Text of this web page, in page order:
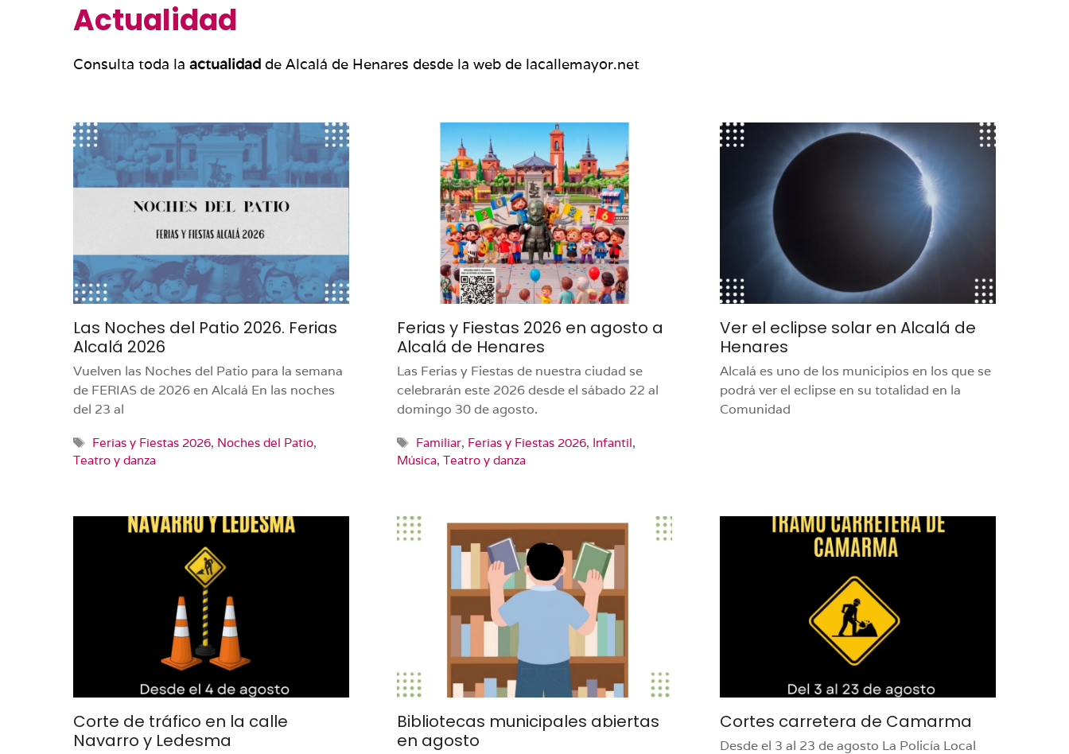
Actualidad
Consulta toda la actualidad de Alcalá de Henares desde la web de lacallemayor.net
Las Noches del Patio 2026. Ferias
Alcalá 2026
Vuelven las Noches del Patio para la semana
de FERIAS de 2026 en Alcalá En las noches
del 23 al
Etiquetas
Ferias y Fiestas 2026, Noches del Patio,
Teatro y danza
Ferias y Fiestas 2026 en agosto a
Alcalá de Henares
Las Ferias y Fiestas de nuestra ciudad se
celebrarán este 2026 desde el sábado 22 al
domingo 30 de agosto.
Etiquetas
Familiar, Ferias y Fiestas 2026, Infantil,
Música, Teatro y danza
Ver el eclipse solar en Alcalá de
Henares
Alcalá es uno de los municipios en los que se
podrá ver el eclipse en su totalidad en la
Comunidad
Corte de tráfico en la calle
Navarro y Ledesma
Bibliotecas municipales abiertas
en agosto
Cortes carretera de Camarma
Desde el 3 al 23 de agosto La Policía Local